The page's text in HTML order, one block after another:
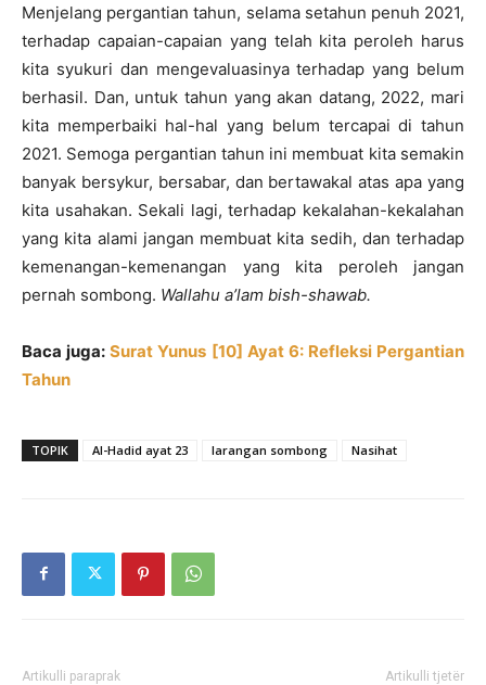
Menjelang pergantian tahun, selama setahun penuh 2021,
terhadap capaian-capaian yang telah kita peroleh harus
kita syukuri dan mengevaluasinya terhadap yang belum
berhasil. Dan, untuk tahun yang akan datang, 2022, mari
kita memperbaiki hal-hal yang belum tercapai di tahun
2021. Semoga pergantian tahun ini membuat kita semakin
banyak bersykur, bersabar, dan bertawakal atas apa yang
kita usahakan. Sekali lagi, terhadap kekalahan-kekalahan
yang kita alami jangan membuat kita sedih, dan terhadap
kemenangan-kemenangan yang kita peroleh jangan
pernah sombong. Wallahu a’lam bish-shawab.
Baca juga:Surat Yunus [10] Ayat 6: Refleksi Pergantian
Tahun
TOPIK Al-Hadid ayat 23 larangan sombong Nasihat
Artikulli paraprak Artikulli tjetër